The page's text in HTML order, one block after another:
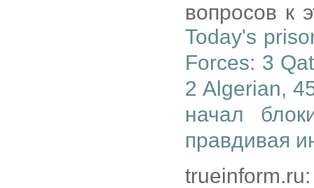
вопросов к
Today's
Forces: 3
2 Algerian,
начал
правдивая